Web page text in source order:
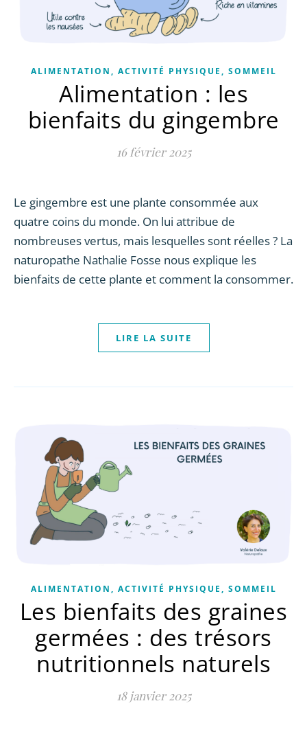
ALIMENTATION, ACTIVITÉ PHYSIQUE, SOMMEIL
Alimentation : les
bienfaits du gingembre
16 février 2025
Le gingembre est une plante consommée aux
quatre coins du monde. On lui attribue de
nombreuses vertus, mais lesquelles sont réelles ? La
naturopathe Nathalie Fosse nous explique les
bienfaits de cette plante et comment la consommer.
LIRE LA SUITE
ALIMENTATION, ACTIVITÉ PHYSIQUE, SOMMEIL
Les bienfaits des graines
germées : des trésors
nutritionnels naturels
18 janvier 2025